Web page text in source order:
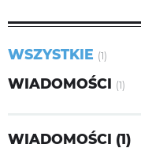
WSZYSTKIE (1)
WIADOMOŚCI (1)
WIADOMOŚCI (1)